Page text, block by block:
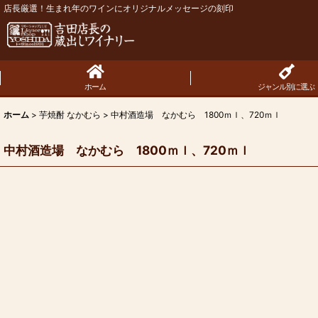
店長厳選！生まれ年のワインにオリジナルメッセージの刻印
ホーム ジャンル別に選ぶ
ホーム > 芋焼酎 なかむら > 中村酒造場 なかむら 1800ｍｌ、720ｍｌ
中村酒造場 なかむら 1800ｍｌ、720ｍｌ